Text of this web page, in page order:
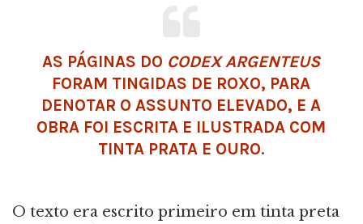
AS PÁGINAS DO CODEX ARGENTEUS
FORAM TINGIDAS DE ROXO, PARA
DENOTAR O ASSUNTO ELEVADO, E A
OBRA FOI ESCRITA E ILUSTRADA COM
TINTA PRATA E OURO.
O texto era escrito primeiro em tinta preta